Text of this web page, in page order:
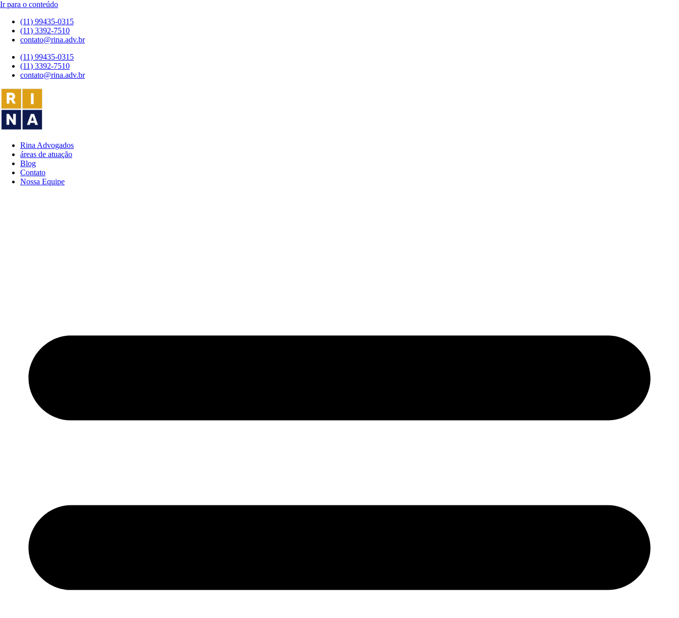
Ir para o conteúdo
(11) 99435-0315
(11) 3392-7510
contato@rina.adv.br
(11) 99435-0315
(11) 3392-7510
contato@rina.adv.br
Rina Advogados
áreas de atuação
Blog
Contato
Nossa Equipe